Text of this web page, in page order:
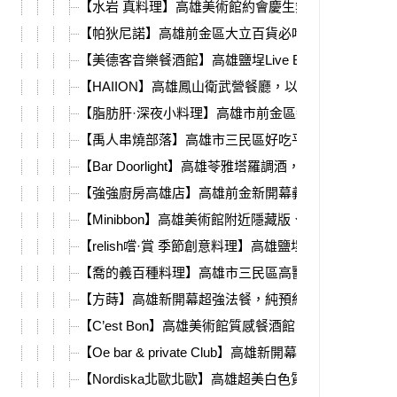
【水岩 真料理】高雄美術館約會慶生無菜單餐廳，客
【帕狄尼諾】高雄前金區大立百貨必吃義式料理，美
【美德客音樂餐酒館】高雄鹽埕Live Band餐廳，美味
【HAIION】高雄鳳山衛武營餐廳，以鯨魚為名的海鮮
【脂肪肝·深夜小料理】高雄市前金區新開幕居酒屋，
【禹人串燒部落】高雄市三民區好吃平價串燒店，必
【Bar Doorlight】高雄苓雅塔羅調酒，低調餐酒館酒吧
【強強廚房高雄店】高雄前金新開幕義式餐廳，必點
【Minibbon】高雄美術館附近隱藏版、純預約制法國
【relish嚐·賞 季節創意料理】高雄鹽埕區新開幕無菜
【喬的義百種料理】高雄市三民區高醫、熱河商圈，
【方蒔】高雄新開幕超強法餐，純預約制Fine Dining！
【C’est Bon】高雄美術館質感餐酒館，超強義式料理
【Oe bar & private Club】高雄新開幕酒吧，近瑞豐夜
【Nordiska北歐北歐】高雄超美白色質感餐酒館、火